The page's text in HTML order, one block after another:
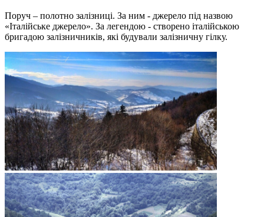
Поруч – полотно залізниці. За ним - джерело під назвою
«Італійське джерело». За легендою - створено італійською
бригадою залізничників, які будували залізничну гілку.